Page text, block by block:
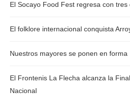
El Socayo Food Fest regresa con
El folklore internacional conquista
Nuestros mayores se ponen en forma
El Frontenis La Flecha alcanza la
Nacional